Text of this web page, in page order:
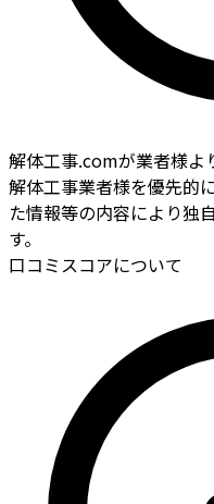
解体工事.comが業者様よ
解体工事業者様を優先的
た情報等の内容により独
す。
口コミスコアについて